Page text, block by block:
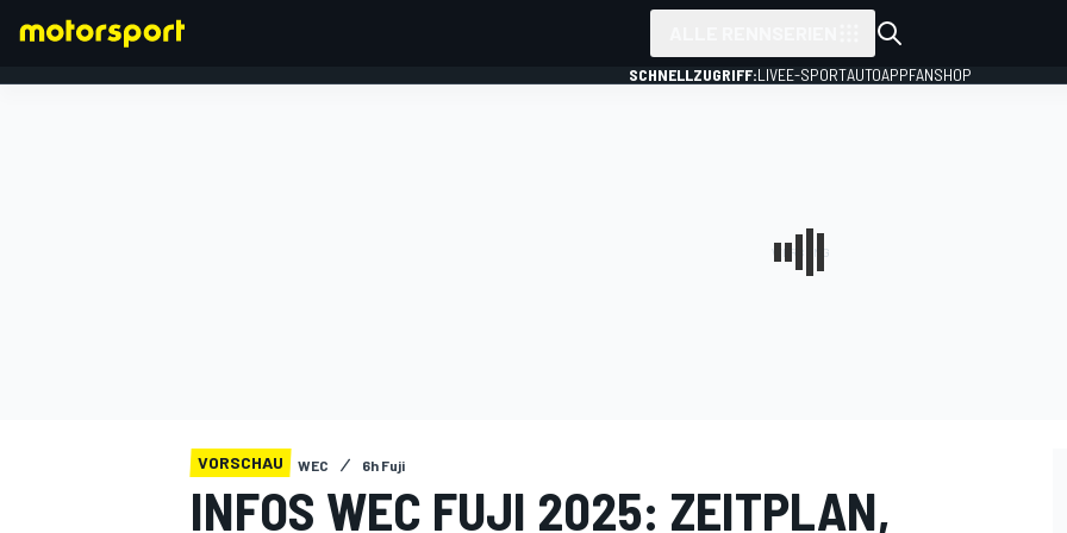
SCHNELLZUGRIFF:LIVEE-SPORTAUTOAPPFANSHOP
VORSCHAU WEC 6h Fuji
INFOS WEC FUJI 2025: ZEITPLAN,